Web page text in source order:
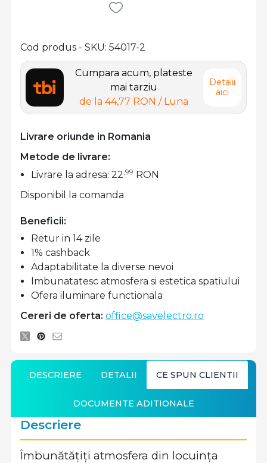
Cumpara acum, plateste
mai tarziu
de la 44,77 RON / Luna
Detalii
aici
Livrare oriunde in Romania
Cod produs - SKU 54017-2
Metode de livrare:
Livrare la adresa: 22,99 RON
Disponibil la comanda
Beneficii:
Retur in 14 zile
1% cashback
Adaptabilitate la diverse nevoi
Imbunatatesc atmosfera si estetica spatiului
Ofera iluminare functionala
Cereri de oferta: office@savelectro.ro
DESCRIERE DETALII CE SPUN CLIENTII
DOCUMENTE ADITIONALE
Descriere
Îmbunătățiți atmosfera din locuința